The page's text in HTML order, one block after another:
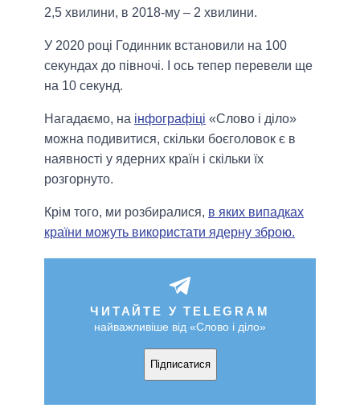
2,5 хвилини, в 2018-му – 2 хвилини.
У 2020 році Годинник встановили на 100
секундах до півночі. І ось тепер перевели ще
на 10 секунд.
Нагадаємо, на інфографіці «Слово і діло»
можна подивитися, скільки боєголовок є в
наявності у ядерних країн і скільки їх
розгорнуто.
Крім того, ми розбиралися, в яких випадках
країни можуть використати ядерну зброю.
ЧИТАЙТЕ У TELEGRAM
найважливіше від «Слово і діло»
Підписатися